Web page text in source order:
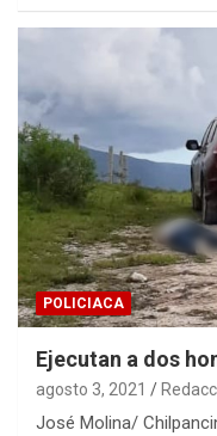
POLICIACA
Ejecutan a dos
agosto 3, 2021
José Molina/